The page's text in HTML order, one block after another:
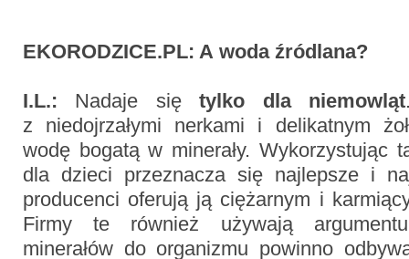
EKORODZICE.PL: A woda źródlana?
I.L.: Nadaje siętylko dla niemowląt
z niedojrzałymi nerkami i delikatnym
wodę bogatą w minerały. Wykorzystując
dla dzieci przeznacza się najlepsze i
producenci oferują ją ciężarnym i
Firmy te również używają
minerałów do organizmu powinno